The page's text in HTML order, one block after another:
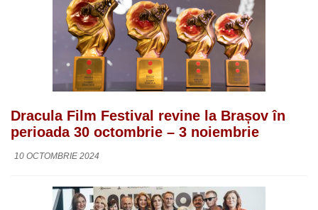
Dracula Film Festival revine la Brașov în
perioada 30 octombrie – 3 noiembrie
10 OCTOMBRIE 2024